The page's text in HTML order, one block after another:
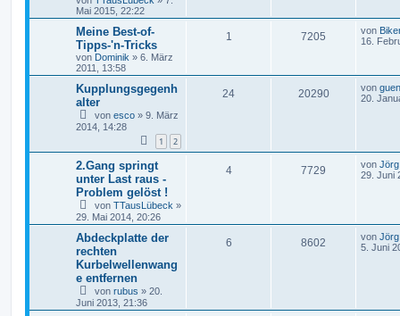
Mai 2015, 22:22
Meine Best-of-
Tipps-'n-Tricks
von Dominik » 6. März
2011, 13:58
1 7205 von
16.
Kupplungsgegenh
alter
von esco » 9. März
2014, 14:28
1 2
24 20290 von
20.
2.Gang springt
unter Last raus -
Problem gelöst !
von TTausLübeck »
29. Mai 2014, 20:26
4 7729 von Jörg
29. Juni
Abdeckplatte der
rechten
Kurbelwellenwang
e entfernen
von rubus » 20.
Juni 2013, 21:36
6 8602 von Jörg
5. Juni